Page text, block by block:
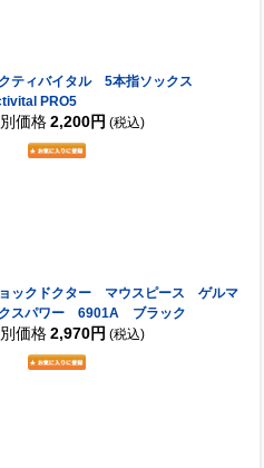
ティバイタル 5本指ソックス
PRO5
価格 2,200円 (税込)
ックドクター マウスピース ゲルマ
スパワー 6901A ブラック
価格 2,970円 (税込)